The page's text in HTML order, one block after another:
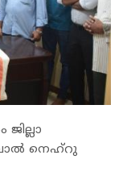
നെഹ്‌റു